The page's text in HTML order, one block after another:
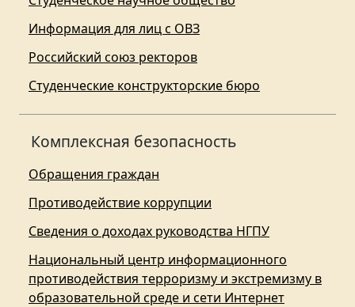
Информация для лиц с ОВЗ
Российский союз ректоров
Студенческие конструкторские бюро
Комплексная безопасность
Обращения граждан
Противодействие коррупции
Сведения о доходах руководства НГПУ
Национальный центр информационного
противодействия терроризму и экстремизму в
образовательной среде и сети Интернет